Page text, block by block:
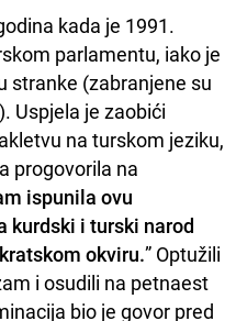
kada je 1991.
parlamentu, iako je
stranke (zabranjene su
Uspjela je zaobići
na turskom jeziku,
progovorila na
ispunila ovu
kurdski i turski narod
okviru.” Optužili
i osudili na petnaest
bio je govor pred